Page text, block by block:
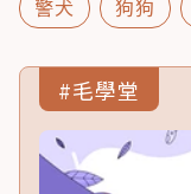
警犬 狗狗
#毛學堂